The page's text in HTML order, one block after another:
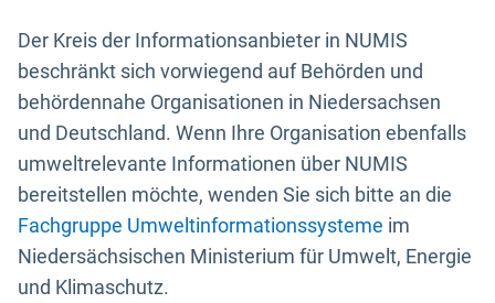
Der Kreis der Informationsanbieter in NUMIS
beschränkt sich vorwiegend auf Behörden und
behördennahe Organisationen in Niedersachsen
und Deutschland. Wenn Ihre Organisation ebenfalls
umweltrelevante Informationen über NUMIS
bereitstellen möchte, wenden Sie sich bitte an die
Fachgruppe Umweltinformationssysteme im
Niedersächsischen Ministerium für Umwelt, Energie
und Klimaschutz.